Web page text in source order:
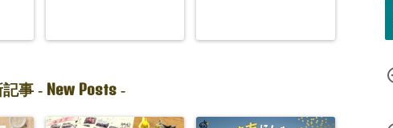
事 - New Posts -